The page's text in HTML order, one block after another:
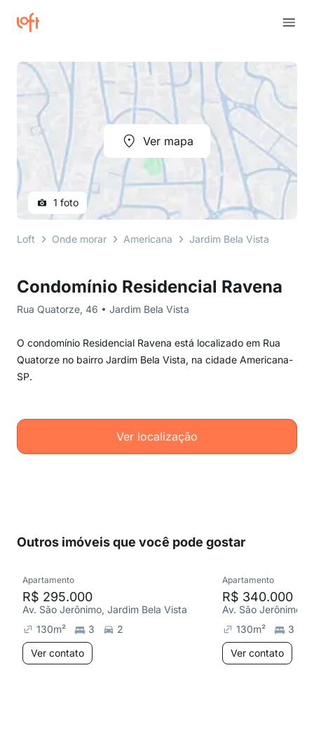
Condomínio Residencial Ravena
Rua Quatorze, 46 • Jardim Bela Vista
O condomínio Residencial Ravena está localizado em Rua
Quatorze no bairro Jardim Bela Vista, na cidade Americana-
SP.
Ver localização
Ver mapa
1 foto
Loft Onde morar Americana Jardim Bela Vista
Outros imóveis que você pode gostar
Apartamento
R$ 295.000
Av. São Jerônimo, Jardim Bela Vista
130m² 3
2
Ver contato
Apartamento
R$ 340.000
Av. São Jerônimo,
130m²
3
Ver contato